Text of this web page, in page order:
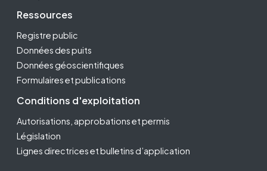
Ressources
Registre public
Données des puits
Données géoscientifiques
Formulaires et publications
Conditions d'exploitation
Autorisations, approbations et permis
Législation
Lignes directrices et bulletins d’application